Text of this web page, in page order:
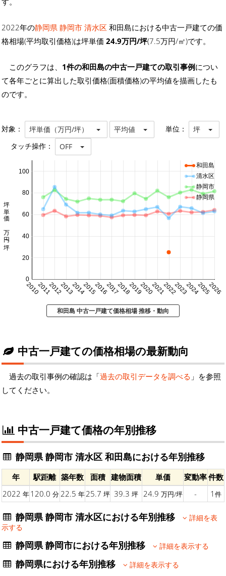
2022年の静岡県 静岡市 清水区 和田島における中古一戸建ての価
格相場(平均取引価格)は坪単価 24.9万円/坪(7.5万円/㎡)です。
このグラフは、 1件の和田島の中古一戸建ての取引事例につい
て各年ごとに算出した取引価格(面積価格)の平均値を描画したも
のです。
対象： 坪単価（万円/坪） 平均値 単位： 坪
タッチ操作： OFF
20102011201220132014201520162017201820192020202120222023202420252026
0
20
40
60
80
100
坪単価 万円/坪
和田島
清水区
静岡市
静岡県
和田島 中古一戸建て価格相場 推移・動向
中古一戸建ての価格相場の最新動向
過去の取引事例の確認は「過去の取引データを調べる 」を参照
してください。
中古一戸建て価格の年別推移
静岡県 静岡市 清水区 和田島における年別推移
年 駅距離 築年数 面積 建物面積 単価 変動率件数
2022 年120.0 分22.5 年25.7 坪 39.3 坪 24.9 万円/坪 - 1 件
静岡県 静岡市 清水区における年別推移
詳細を表
示する
静岡県 静岡市における年別推移 詳細を表示する
静岡県における年別推移 詳細を表示する